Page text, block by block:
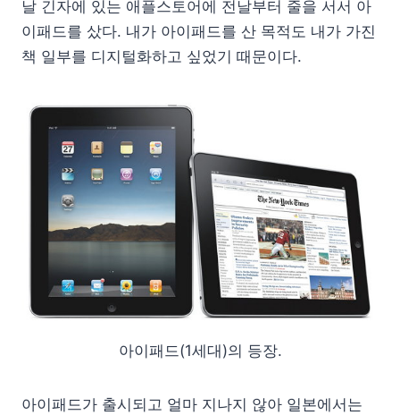
날 긴자에 있는 애플스토어에 전날부터 줄을 서서 아
이패드를 샀다. 내가 아이패드를 산 목적도 내가 가진
책 일부를 디지털화하고 싶었기 때문이다.
아이패드(1세대)의 등장.
아이패드가 출시되고 얼마 지나지 않아 일본에서는